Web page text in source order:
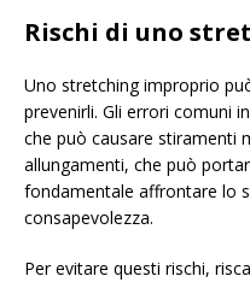
Rischi di uno
Uno stretching improprio
prevenirli. Gli errori comuni
che può causare stiramenti
allungamenti, che può
fondamentale affrontare lo
consapevolezza.
Per evitare questi rischi,